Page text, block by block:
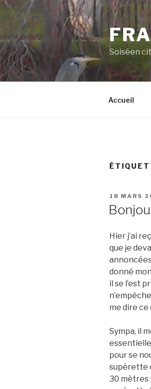
Aller
contenu
principal
Soiséen
Accueil
PUBLIÉ
LE
18 MARS
Hier j’ai
que je
donné
il se l’est
me dire ce
Sympa, il
pour se
supérette
30 mètres